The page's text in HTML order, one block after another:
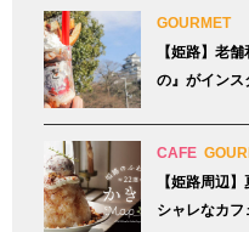
GOURMET
【姫路】老
の』がインス
CAFE
【姫路周辺
シャレなカ